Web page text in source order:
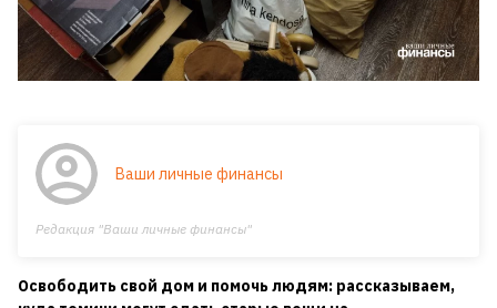
Ваши личные финансы
Редакция "Ваши личные финансы"
Освободить свой дом и помочь людям: рассказываем,